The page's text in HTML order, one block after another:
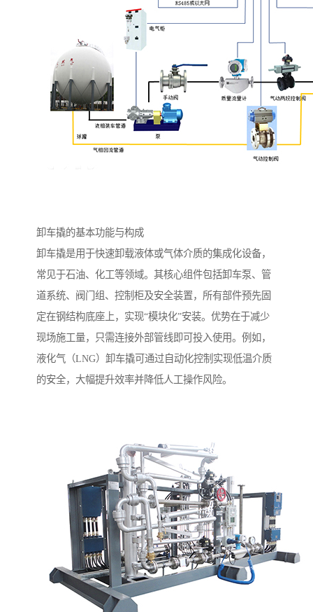
卸车撬的基本功能与构成
卸车撬是用于快速卸载液体或气体介质的集成化设备，
常见于石油、化工等领域。其核心组件包括卸车泵、管
道系统、阀门组、控制柜及安全装置，所有部件预先固
定在钢结构底座上，实现“模块化”安装。优势在于减少
现场施工量，只需连接外部管线即可投入使用。例如，
液化气（LNG）卸车撬可通过自动化控制实现低温介质
的安全，大幅提升效率并降低人工操作风险。